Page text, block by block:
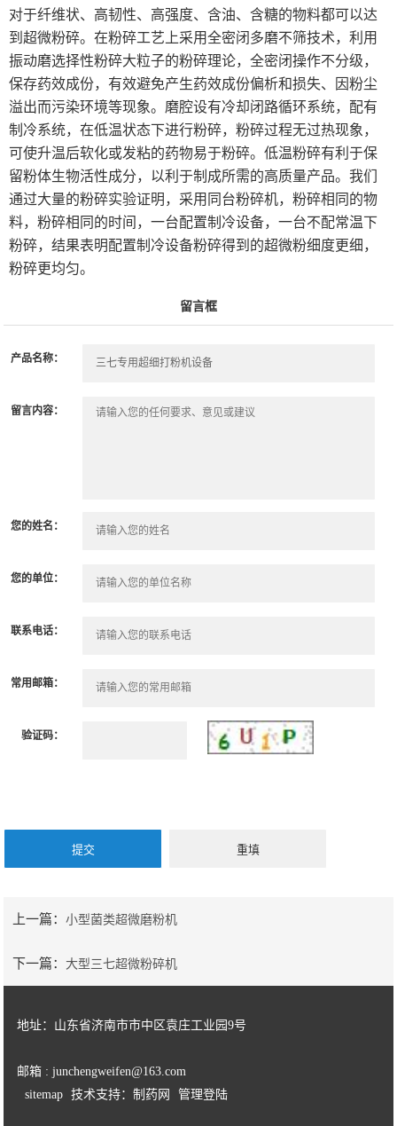
对于纤维状、高韧性、高强度、含油、含糖的物料都可以达
到超微粉碎。在粉碎工艺上采用全密闭多磨不筛技术，利用
振动磨选择性粉碎大粒子的粉碎理论，全密闭操作不分级，
保存药效成份，有效避免产生药效成份偏析和损失、因粉尘
溢出而污染环境等现象。磨腔设有冷却闭路循环系统，配有
制冷系统，在低温状态下进行粉碎，粉碎过程无过热现象，
可使升温后软化或发粘的药物易于粉碎。低温粉碎有利于保
留粉体生物活性成分，以利于制成所需的高质量产品。我们
通过大量的粉碎实验证明，采用同台粉碎机，粉碎相同的物
料，粉碎相同的时间，一台配置制冷设备，一台不配常温下
粉碎，结果表明配置制冷设备粉碎得到的超微粉细度更细，
粉碎更均匀。
留言框
产品名称：
留言内容：
您的姓名：
您的单位：
联系电话：
常用邮箱：
验证码：
上一篇：小型菌类超微磨粉机
下一篇： 大型三七超微粉碎机
地址：山东省济南市市中区袁庄工业园9号
邮箱 : junchengweifen@163.com
sitemap
技术支持：制药网 管理登陆